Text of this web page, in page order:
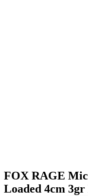
FOX RAGE
Loaded 4cm